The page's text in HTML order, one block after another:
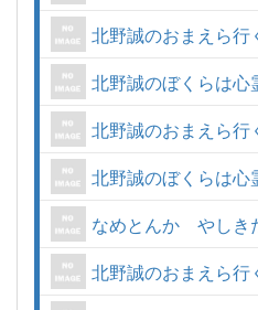
北野誠のおまえら
北野誠のぼくらは心
北野誠のおまえら
北野誠のぼくらは
なめとんか やしき
北野誠のおまえら